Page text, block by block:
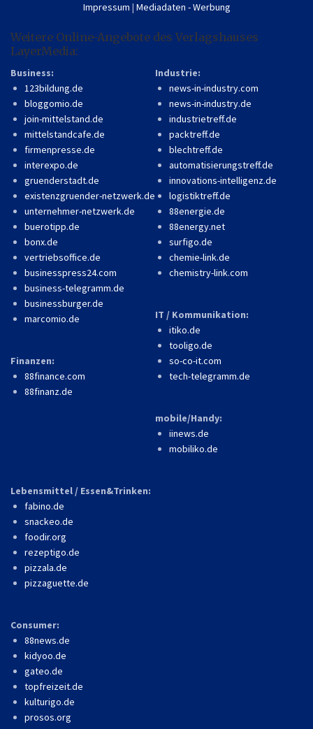
Impressum | Mediadaten - Werbung
Weitere Online-Angebote des Verlagshauses
LayerMedia:
Business:
123bildung.de
bloggomio.de
join-mittelstand.de
mittelstandcafe.de
firmenpresse.de
interexpo.de
gruenderstadt.de
existenzgruender-netzwerk.de
unternehmer-netzwerk.de
buerotipp.de
bonx.de
vertriebsoffice.de
businesspress24.com
business-telegramm.de
businessburger.de
marcomio.de
Finanzen:
88finance.com
88finanz.de
Industrie:
news-in-industry.com
news-in-industry.de
industrietreff.de
packtreff.de
blechtreff.de
automatisierungstreff.de
innovations-intelligenz.de
logistiktreff.de
88energie.de
88energy.net
surfigo.de
chemie-link.de
chemistry-link.com
IT / Kommunikation:
itiko.de
tooligo.de
so-co-it.com
tech-telegramm.de
mobile/Handy:
iinews.de
mobiliko.de
Lebensmittel / Essen&Trinken:
fabino.de
snackeo.de
foodir.org
rezeptigo.de
pizzala.de
pizzaguette.de
Consumer:
88news.de
kidyoo.de
gateo.de
topfreizeit.de
kulturigo.de
prosos.org